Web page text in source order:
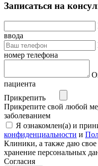
Записаться на
ввода
номер телефона
пациента
Прикрепить
Прикрепите свой любой
заболеванием
Я ознакомлен(а) и
конфиденциальности и
Клиники, а также даю свое
хранение персональных
Согласия